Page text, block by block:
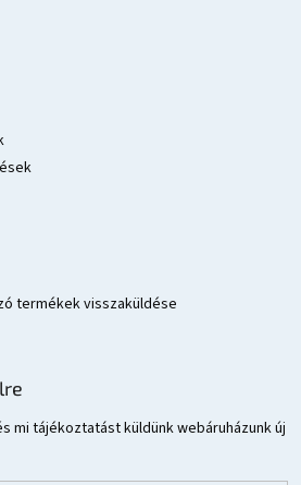
termékek visszaküldése
mi tájékoztatást küldünk webáruházunk új